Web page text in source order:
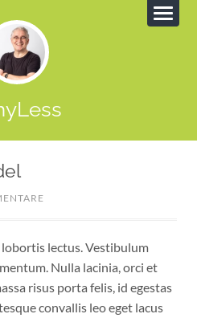
lectus. Vestibulum
Nulla lacinia, orci et
risus porta felis, id egestas
convallis leo eget lacus